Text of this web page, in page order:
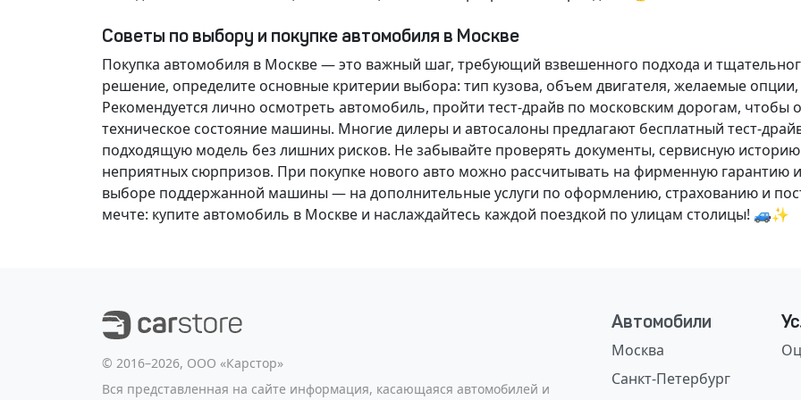
Советы по выбору и покупке автомобиля в Москве
Покупка автомобиля в Москве — это важный шаг, требующий взвешенного подхода и
решение, определите основные критерии выбора: тип кузова, объем двигателя, желаемые
Рекомендуется лично осмотреть автомобиль, пройти тест-драйв по московским дорогам, чтобы
техническое состояние машины. Многие дилеры и автосалоны предлагают бесплатный тест-
подходящую модель без лишних рисков. Не забывайте проверять документы, сервисную
неприятных сюрпризов. При покупке нового авто можно рассчитывать на фирменную гарантию
выборе поддержанной машины — на дополнительные услуги по оформлению, страхованию и
мечте: купите автомобиль в Москве и наслаждайтесь каждой поездкой по улицам столицы! 🚙✨
©️ 2016–2026, ООО «Карстор»
Вся представленная на сайте информация, касающаяся автомобилей и
Автомобили
Москва
Санкт-Петербург